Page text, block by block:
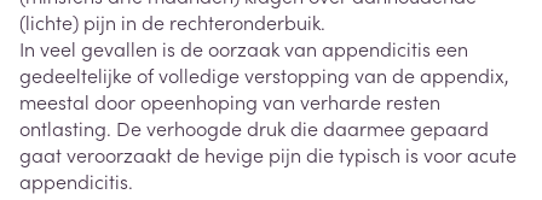
(lichte) pijn in de rechteronderbuik.
In veel gevallen is de oorzaak van appendicitis een
gedeeltelijke of volledige verstopping van de appendix,
meestal door opeenhoping van verharde resten
ontlasting. De verhoogde druk die daarmee gepaard
gaat veroorzaakt de hevige pijn die typisch is voor acute
appendicitis.